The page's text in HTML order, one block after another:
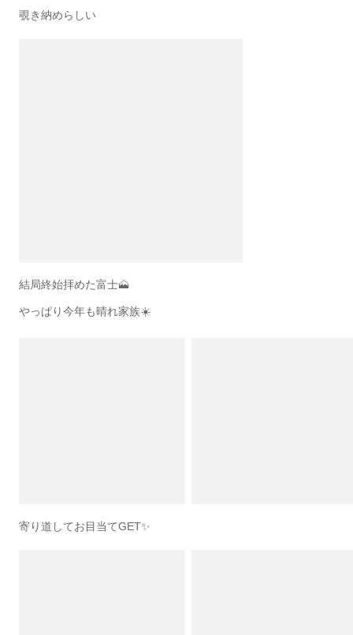
覗き納めらしい
結局終始拝めた富士🗻
やっぱり今年も晴れ家族☀️
寄り道してお目当てGET✨